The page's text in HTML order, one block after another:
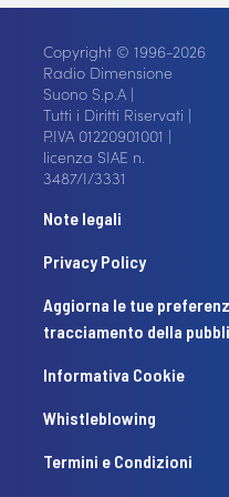
Copyright © 1996-2026
Radio Dimensione
Suono S.p.A |
Tutti i Diritti Riservati |
P.IVA 01220901001 |
licenza SIAE n.
3487/I/3331
Note legali
Privacy Policy
Aggiorna le tue
tracciamento della
Informativa Cookie
Whistleblowing
Termini e Condizioni